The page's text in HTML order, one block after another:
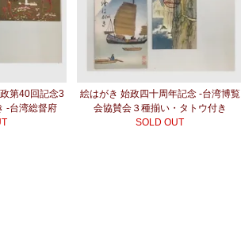
第40回記念3
-台湾総督府
絵はがき 始政四十周年記念 -台湾博覧
会協賛会３種揃い・タトウ付き
SOLD OUT